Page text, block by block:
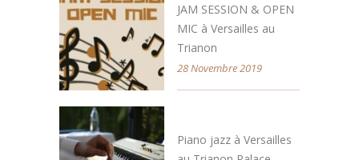
JAM SESSION & OPEN
MIC à Versailles au
Trianon
28 Novembre 2019
Piano jazz à Versailles